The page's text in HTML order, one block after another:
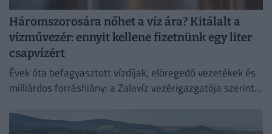
Háromszorosára nőhet a víz ára? Kitálalt a
vízművezér: ennyit kellene fizetnünk egy liter
csapvízért
Évek óta befagyasztott vízdíjak, elöregedő vezetékek és
milliárdos forráshiány: a Zalavíz vezérigazgatója szerint
állapotban tartani a víziközmű-hálózatot.